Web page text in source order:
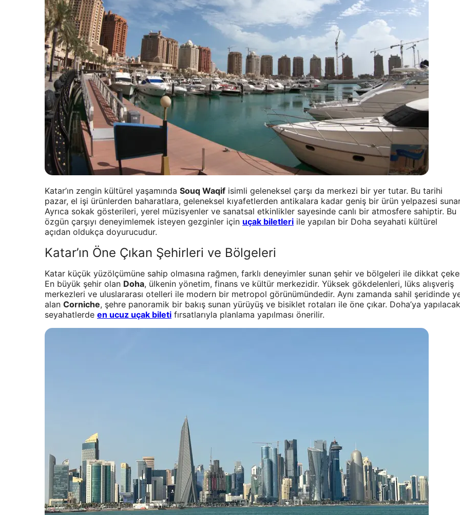
Katar’ın zengin kültürel yaşamında Souq Waqif isimli geleneksel çarşı da merkezi bir yer tutar. Bu tarihi
pazar, el işi ürünlerden baharatlara, geleneksel kıyafetlerden antikalara kadar geniş bir ürün yelpazesi
Ayrıca sokak gösterileri, yerel müzisyenler ve sanatsal etkinlikler sayesinde canlı bir atmosfere sahiptir. Bu
özgün çarşıyı deneyimlemek isteyen gezginler için uçak biletleri ile yapılan bir Doha seyahati kültürel
açıdan oldukça doyurucudur.
Katar’ın Öne Çıkan Şehirleri ve Bölgeleri
Katar küçük yüzölçümüne sahip olmasına rağmen, farklı deneyimler sunan şehir ve bölgeleri ile dikkat
En büyük şehir olan Doha, ülkenin yönetim, finans ve kültür merkezidir. Yüksek gökdelenleri, lüks alışveriş
merkezleri ve uluslararası otelleri ile modern bir metropol görünümündedir. Aynı zamanda sahil şeridinde
alan Corniche, şehre panoramik bir bakış sunan yürüyüş ve bisiklet rotaları ile öne çıkar. Doha’ya yapılacak
seyahatlerde en ucuz uçak bileti fırsatlarıyla planlama yapılması önerilir.